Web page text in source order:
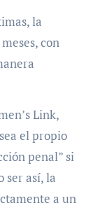
la
con
Link,
el propio
penal” si
ser así, la
a un